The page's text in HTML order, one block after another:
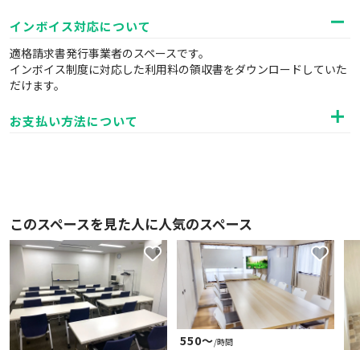
インボイス対応について
適格請求書発行事業者のスペースです。
インボイス制度に対応した利用料の領収書をダウンロードしていた
だけます。
お支払い方法について
このスペースを見た人に人気のスペース
550〜/時間